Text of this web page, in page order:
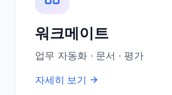
워크메이트
업무 자동화 · 문서 · 평가
자세히 보기